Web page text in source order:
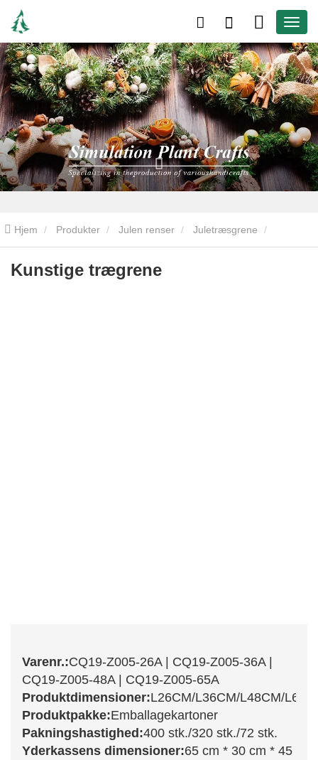
Hjem Produkter Julen renser Juletræsgrene
Kunstige trægrene
Kunstige trægrene
Varenr.:CQ19-Z005-26A | CQ19-Z005-36A |
CQ19-Z005-48A | CQ19-Z005-65A
Produktdimensioner:L26CM/L36CM/L48CM/
Produktpakke:Emballagekartoner
Pakningshastighed:400 stk./320 stk./72 stk.
Yderkassens dimensioner:65 cm * 30 cm * 45